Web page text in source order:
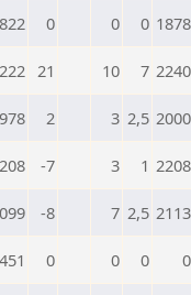
0 0 0 1878
21 10 7 2240
2 3 2,5 2000
-7 3 1 2208
-8 7 2,5 2113
0 0 0 0